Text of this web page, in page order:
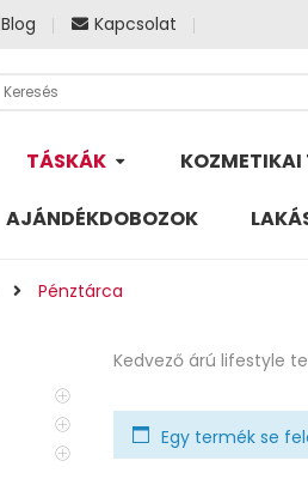
Blog Kapcsolat
TÁSKÁK KOZMETIKAI
AJÁNDÉKDOBOZOK
Pénztárca
Kedvező árú lifestyle
Egy termék se